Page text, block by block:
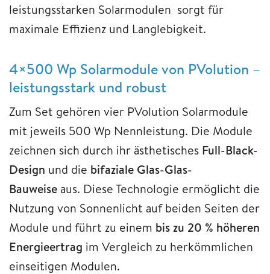
leistungsstarken Solarmodulen sorgt für
maximale Effizienz und Langlebigkeit.
4×500 Wp Solarmodule von PVolution –
leistungsstark und robust
Zum Set gehören vier PVolution Solarmodule
mit jeweils 500 Wp Nennleistung. Die Module
zeichnen sich durch ihr ästhetisches Full-Black-
Design und die bifaziale Glas-Glas-
Bauweise aus. Diese Technologie ermöglicht die
Nutzung von Sonnenlicht auf beiden Seiten der
Module und führt zu einem bis zu 20 % höheren
Energieertrag im Vergleich zu herkömmlichen
einseitigen Modulen.